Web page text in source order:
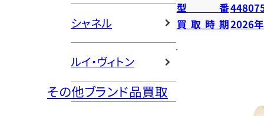
シャネル
ルイ・ヴィトン
その他ブランド品買取
型番
買取時期2026